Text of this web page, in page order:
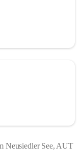
Neusiedler See, AUT